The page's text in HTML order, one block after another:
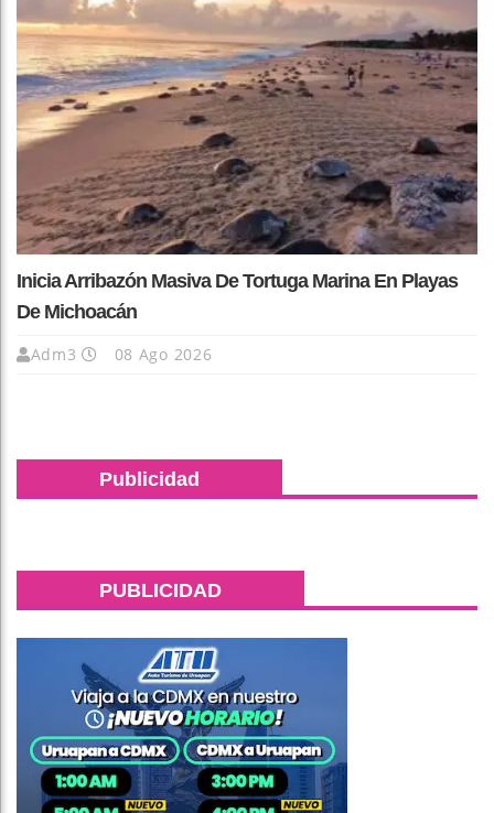
Inicia Arribazón Masiva De Tortuga Marina En Playas
De Michoacán
Adm3 08 Ago 2026
Publicidad
PUBLICIDAD